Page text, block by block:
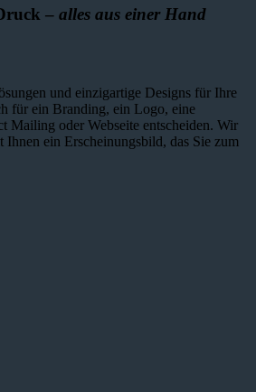
– alles aus einer Hand
und einzig­artige Designs für Ihre
für ein Branding, ein Logo, eine
Mailing oder Webseite entscheiden. Wir
Ihnen ein Erscheinungsbild, das Sie zum